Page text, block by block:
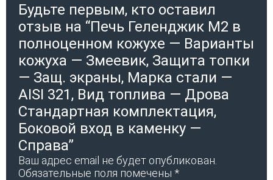
Будьте первым, кто оставил
отзыв на “Печь Геленджик М2 в
полноценном кожухе — Варианты
кожуха — Змеевик, Защита топки
— Защ. экраны, Марка стали —
AISI 321, Вид топлива — Дрова
Стандартная комплектация,
Боковой вход в каменку —
Справа”
Ваш адрес email не будет опубликован.
Обязательные поля помечены *